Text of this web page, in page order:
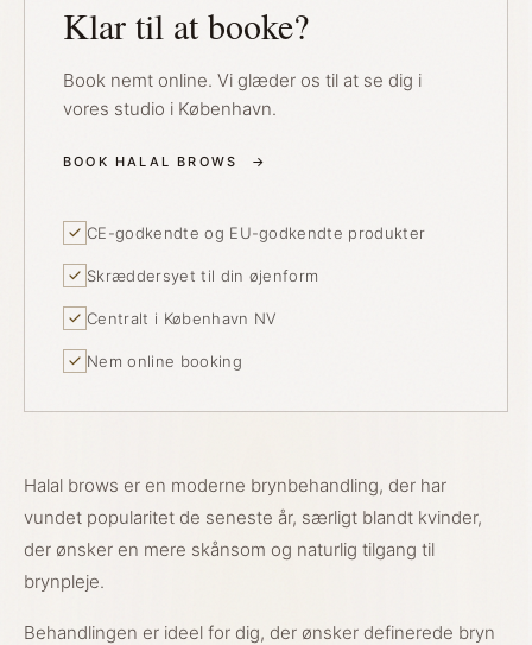
Klar til at booke?
Book nemt online. Vi glæder os til at se dig i
vores studio i København.
BOOK HALAL BROWS →
CE-godkendte og EU-godkendte produkter
Skræddersyet til din øjenform
Centralt i København NV
Nem online booking
Halal brows er en moderne brynbehandling, der har
vundet popularitet de seneste år, særligt blandt kvinder,
der ønsker en mere skånsom og naturlig tilgang til
brynpleje.
Behandlingen er ideel for dig, der ønsker definerede bryn